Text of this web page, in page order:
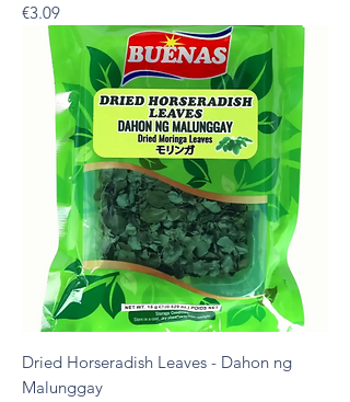
Presyo
€3.09
Dried Horseradish Leaves - Dahon ng
Malunggay